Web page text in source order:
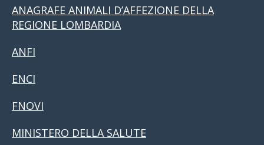
ANAGRAFE ANIMALI D’AFFEZIONE DELLA
REGIONE LOMBARDIA
ANFI
ENCI
FNOVI
MINISTERO DELLA SALUTE